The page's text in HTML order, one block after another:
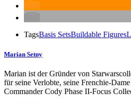
TagsBasis SetsBuildable Figures
Marian Setny
Marian ist der Gründer von
für seine Verlobte, seine Frenchie-
Commander Cody Phase II-Focus